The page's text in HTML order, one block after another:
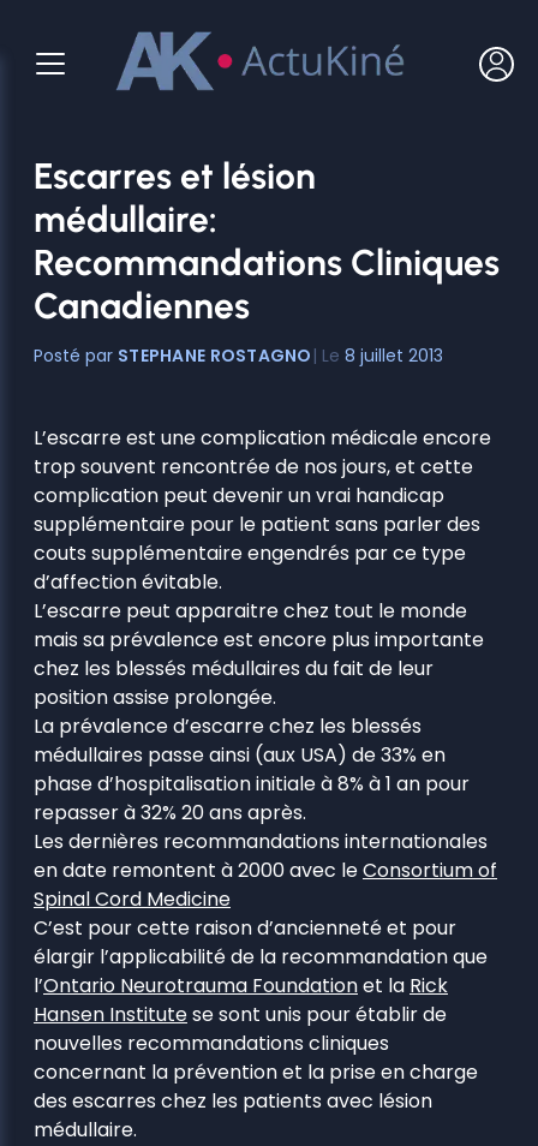
contenu
Escarres et lésion
médullaire:
Recommandations Cliniques
Canadiennes
STEPHANE ROSTAGNO 8 juillet 2013
L’escarre est une complication médicale encore
trop souvent rencontrée de nos jours, et cette
complication peut devenir un vrai handicap
supplémentaire pour le patient sans parler des
couts supplémentaire engendrés par ce type
d’affection évitable.
L’escarre peut apparaitre chez tout le monde
mais sa prévalence est encore plus importante
chez les blessés médullaires du fait de leur
position assise prolongée.
La prévalence d’escarre chez les blessés
médullaires passe ainsi (aux USA) de 33% en
phase d’hospitalisation initiale à 8% à 1 an pour
repasser à 32% 20 ans après.
Les dernières recommandations internationales
en date remontent à 2000 avec leConsortium of
Spinal Cord Medicine
C’est pour cette raison d’ancienneté et pour
élargir l’applicabilité de la recommandation que
l’Ontario Neurotrauma Foundationet la Rick
Hansen Institutese sont unis pour établir de
nouvelles recommandations cliniques
concernant la prévention et la prise en charge
des escarres chez les patients avec lésion
médullaire.